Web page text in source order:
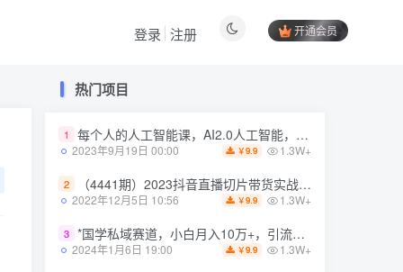
开通会员
登录 注册
热门项目
1 每个人的人工智能课，AI2.0人工智能，零基础入门
2023年9月19日 00:00 ￥9.9 1.3W+
2 （4441期）2023抖音直播切片带货实战，0基础+零资源+零经验 月入10W+借力IP实现躺赚
2022年12月5日 10:56 ￥9.9 1.3W+
3 *国学私域赛道，小白月入10万+，引流+转化完整流程【揭秘】
2024年1月6日 19:00 ￥9.9 1.3W+
热门项目
1 每个人的人工智能课，AI2.0人工智能，零基础入门
2023年9月19日 00:00 ￥9.9 1.3W+
2 （4441期）2023抖音直播切片带货实战，0基础+零资源+零经验 月入10W+借力IP实现躺赚
2022年12月5日 10:56 ￥9.9 1.3W+
3 *国学私域赛道，小白月入10万+，引流+转化完整流程【揭秘】
2024年1月6日 19:00 ￥9.9 1.3W+